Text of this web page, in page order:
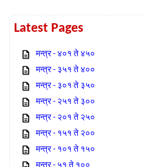
Latest Pages
मन्त्र - ४०१ ते ४५०
मन्त्र - ३५१ ते ४००
मन्त्र - ३०१ ते ३५०
मन्त्र - २५१ ते ३००
मन्त्र - २०१ ते २५०
मन्त्र - १५१ ते २००
मन्त्र - १०१ ते १५०